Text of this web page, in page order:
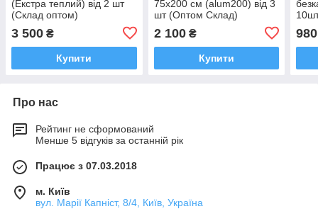
(Екстра теплий) від 2 шт
(Склад оптом)
3 500 ₴
Купити
75х200 см (alum200) від 3
шт (Оптом Склад)
2 100₴
Купити
980
Про нас
Рейтинг не сформований
Менше 5 відгуків за останній рік
Працює з 07.03.2018
м. Київ
вул. Марії Капніст, 8/4, Київ, Україна